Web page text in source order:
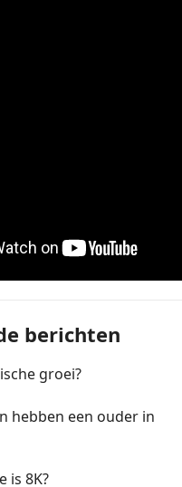
berichten
groei?
hebben een ouder in
is 8K?